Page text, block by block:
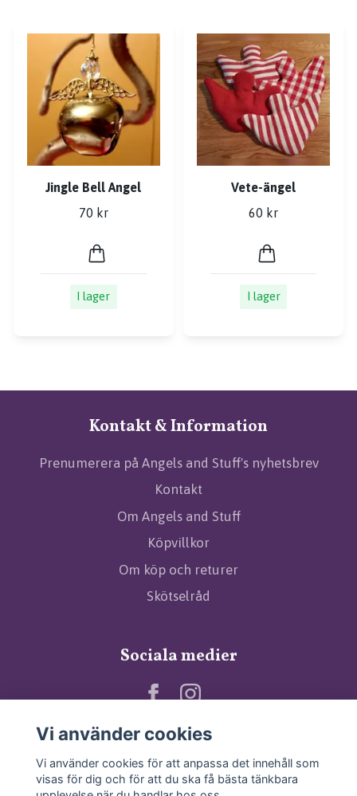
Jingle Bell Angel
70 kr
I lager
Vete-ängel
60 kr
I lager
Kontakt & Information
Prenumerera på Angels and Stuff's nyhetsbrev
Kontakt
Om Angels and Stuff
Köpvillkor
Om köp och returer
Skötselråd
Sociala medier
Vi använder cookies
Vi använder cookies för att anpassa det innehåll som
visas för dig och för att du ska få bästa tänkbara